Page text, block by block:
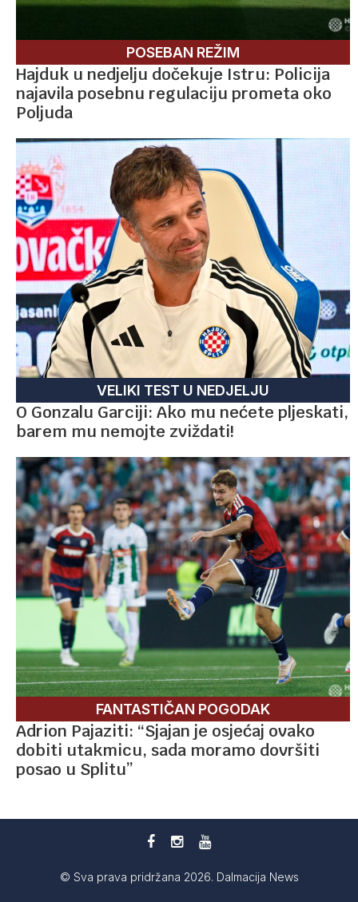
POSEBAN REŽIM
Hajduk u nedjelju dočekuje Istru: Policija
najavila posebnu regulaciju prometa oko
Poljuda
VELIKI TEST U NEDJELJU
O Gonzalu Garciji: Ako mu nećete pljeskati,
barem mu nemojte zviždati!
FANTASTIČAN POGODAK
Adrion Pajaziti: “Sjajan je osjećaj ovako
dobiti utakmicu, sada moramo dovršiti
posao u Splitu”
© Sva prava pridržana 2026. Dalmacija News